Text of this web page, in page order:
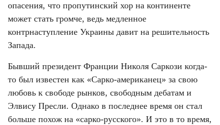
опасения, что пропутинский хор на континенте
может стать громче, ведь медленное
контрнаступление Украины давит на решительность
Запада.
Бывший президент Франции Николя Саркози когда-
то был известен как «Сарко-американец» за свою
любовь к свободе рынков, свободным дебатам и
Элвису Пресли. Однако в последнее время он стал
больше похож на «сарко-русского». И это в то время,